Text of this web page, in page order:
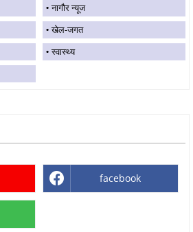
नागौर न्यूज
खेल-जगत
स्वास्थ्य
facebook